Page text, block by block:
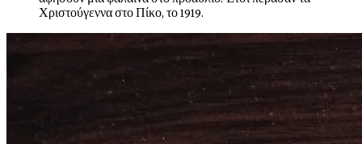
Χριστούγεννα στο Πίκο, το 1919.